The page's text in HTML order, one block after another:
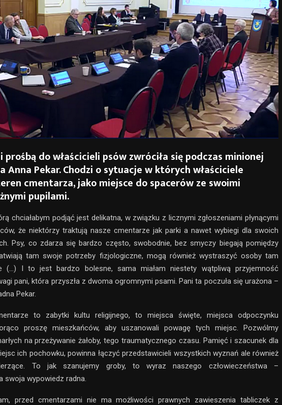
prośbą do właścicieli psów zwróciła się podczas minionej
Anna Pekar. Chodzi o sytuacje w których właściciele
cmentarza, jako miejsce do spacerów ze swoimi
pupilami.
chciałabym podjąć jest delikatna, w związku z licznymi zgłoszeniami płynącymi
że niektórzy traktują nasze cmentarze jak parki a nawet wybiegi dla swoich
Psy, co zdarza się bardzo często, swobodnie, bez smyczy biegają pomiędzy
tam swoje potrzeby fizjologiczne, mogą również wystraszyć osoby tam
(…) I to jest bardzo bolesne, sama miałam niestety wątpliwą przyjemność
pani, która przyszła z dwoma ogromnymi psami. Pani ta poczuła się urażona –
Pekar.
to zabytki kultu religijnego, to miejsca święte, miejsca odpoczynku
proszę mieszkańców, aby uszanowali powagę tych miejsc. Pozwólmy
na przeżywanie żałoby, tego traumatycznego czasu. Pamięć i szacunek dla
ich pochowku, powinna łączyć przedstawicieli wszystkich wyznań ale również
To jak szanujemy groby, to wyraz naszego człowieczeństwa –
swoja wypowiedz radna.
przed cmentarzami nie ma możliwości prawnych zawieszenia tabliczek z